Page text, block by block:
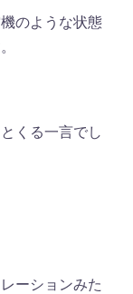
のような状態
くる一言でし
ーションみた